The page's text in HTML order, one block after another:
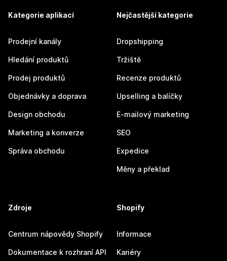
Kategorie aplikací
Prodejní kanály
Hledání produktů
Prodej produktů
Objednávky a doprava
Design obchodu
Marketing a konverze
Správa obchodu
Nejčastější kategorie
Dropshipping
Tržiště
Recenze produktů
Upselling a balíčky
E-mailový marketing
SEO
Expedice
Měny a překlad
Zdroje
Centrum nápovědy Shopify
Dokumentace k rozhraní API
Shopify
Informace
Kariéry